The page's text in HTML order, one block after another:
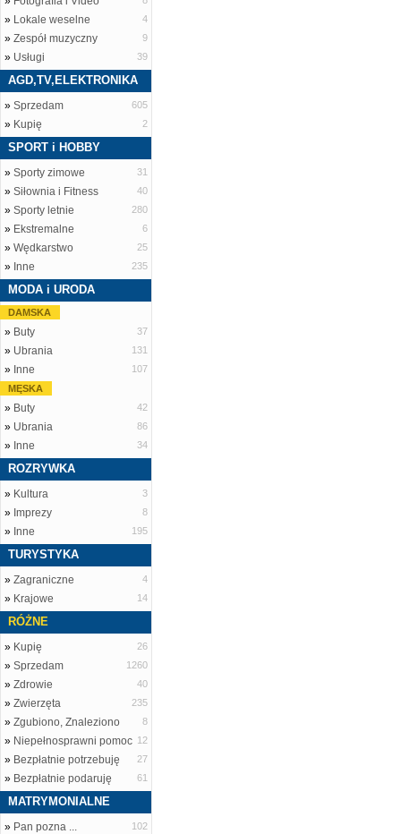
» Lokale weselne 4
» Zespół muzyczny 9
» Usługi 39
AGD,TV,ELEKTRONIKA
» Sprzedam 605
» Kupię 2
SPORT i HOBBY
» Sporty zimowe 31
» Siłownia i Fitness 40
» Sporty letnie 280
» Ekstremalne 6
» Wędkarstwo 25
» Inne 235
MODA i URODA
DAMSKA
» Buty 37
» Ubrania 131
» Inne
107
MĘSKA
» Buty 42
» Ubrania 86
» Inne 34
ROZRYWKA
» Kultura 3
» Imprezy 8
» Inne 195
TURYSTYKA
» Zagraniczne 4
» Krajowe 14
RÓŻNE
» Kupię 26
» Sprzedam 1260
» Zdrowie 40
» Zwierzęta 235
» Zgubiono, Znaleziono 8
» Niepełnosprawni pomoc 12
» Bezpłatnie potrzebuję 27
» Bezpłatnie podaruję 61
MATRYMONIALNE
» Pan pozna ... 102